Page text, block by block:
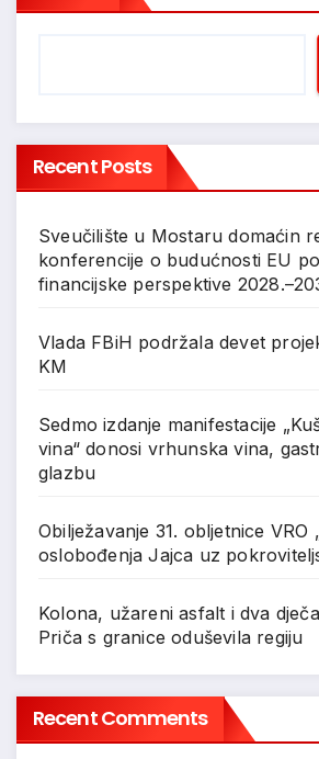
Recent Posts
Sveučilište u Mostaru domaćin
konferencije o budućnosti EU
financijske perspektive
Vlada FBiH podržala devet
KM
Sedmo izdanje manifestacije
vina“ donosi vrhunska vina,
glazbu
Obilježavanje 31. obljetnice VRO
oslobođenja Jajca uz
Kolona, užareni asfalt i dva
Priča s granice oduševila regiju
Recent Comments